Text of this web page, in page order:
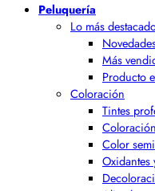
Peluquería
Lo más
Más
Producto
Coloración
Tintes
Color
Oxidantes